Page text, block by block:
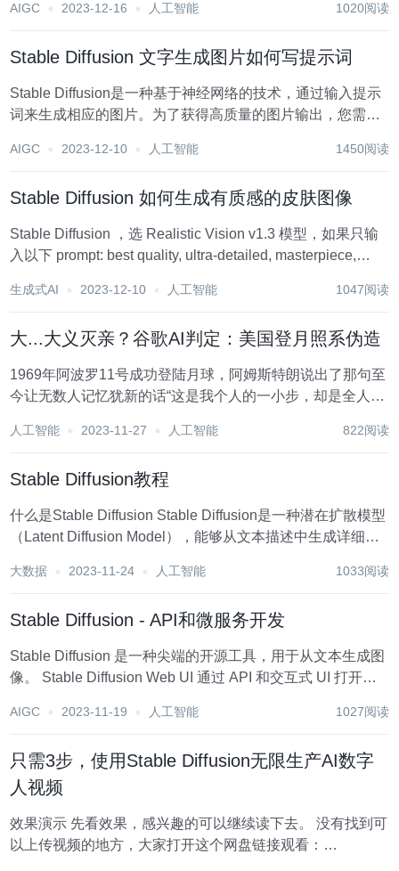
绘画首先吸引大家的不用说了，肯定是那些看起来美若天仙
AIGC 2023-12-16 人工智能 1020阅读
Stable Diffusion 文字生成图片如何写提示词
Stable Diffusion是一种基于神经网络的技术，通过输入提示
词来生成相应的图片。为了获得高质量的图片输出，您需要
造力。 以下是一些编写提示词的建议： 确定主题：首先，确
AIGC 2023-12-10 人工智能 1450阅读
Stable Diffusion 如何生成有质感的皮肤图像
Stable Diffusion ，选 Realistic Vision v1.3 模型，如果只输
入以下 prompt: best quality, ultra-detailed, masterpiece,
生成式AI 2023-12-10 人工智能 1047阅读
大...大义灭亲？谷歌AI判定：美国登月照系伪造
1969年阿波罗11号成功登陆月球，阿姆斯特朗说出了那句至
今让无数人记忆犹新的话“这是我个人的一小步，却是全人类
展上，美国谷歌的人工智能通过神经网络对美国登月照片进
人工智能 2023-11-27 人工智能 822阅读
Stable Diffusion教程
什么是Stable Diffusion Stable Diffusion是一种潜在扩散模型
（Latent Diffusion Model），能够从文本描述中生成详细的
像到图像等任务。简单地说，我们只要...
大数据 2023-11-24 人工智能 1033阅读
Stable Diffusion - API和微服务开发
Stable Diffusion 是一种尖端的开源工具，用于从文本生成图
像。 Stable Diffusion Web UI 通过 API 和交互式 UI 打开了
一个示例，将其用作隐私保护微服务以从...
AIGC 2023-11-19 人工智能 1027阅读
只需3步，使用Stable Diffusion无限生产AI数字
人视频
效果演示 先看效果，感兴趣的可以继续读下去。 没有找到可
以上传视频的地方，大家打开这个网盘链接观看：